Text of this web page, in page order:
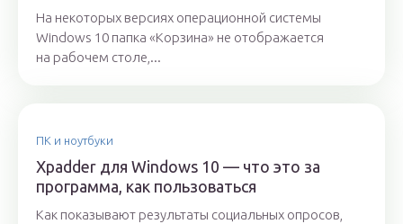
На некоторых версиях операционной системы
Windows 10 папка «Корзина» не отображается
на рабочем столе,...
ПК и ноутбуки
Xpadder для Windows 10 — что это за
программа, как пользоваться
Как показывают результаты социальных опросов,